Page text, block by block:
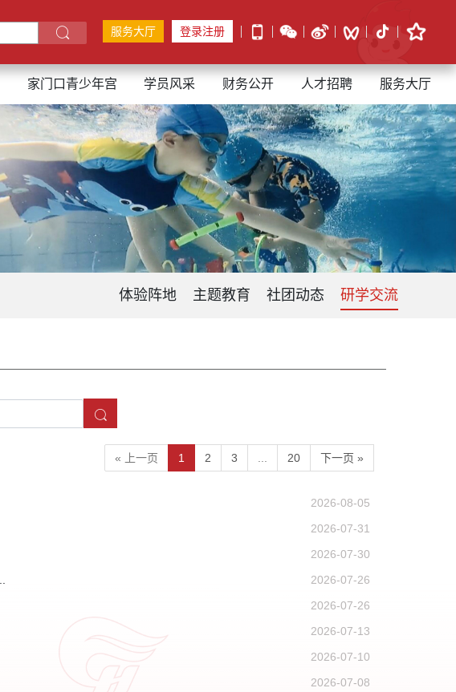
服务大厅 登录注册
家门口青少年宫 学员风采 财务公开 人才招聘 服务大厅
体验阵地 主题教育 社团动态 研学交流
« 上一页 1 2 3 20 下一页 »
2026-08-05
2026-07-31
2026-07-30
2026-07-26
2026-07-26
2026-07-13
2026-07-10
2026-07-08